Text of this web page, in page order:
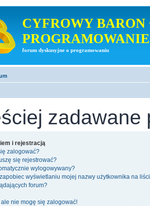
CYFROWY BARON
PROGRAMOWANIE
forum dyskusyjne o programowaniu
zadawane
i rejestracją
zalogować?
się rejestrować?
wylogowywany?
wyświetlaniu mojej nazwy użytkownika na
forum?
ale nie mogę się zalogować!